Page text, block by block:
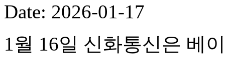
Date: 2026-01-17
1월 16일 신화통신은 베